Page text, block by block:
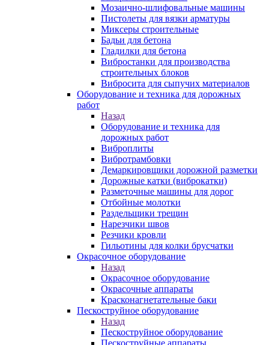
Мозаично-шлифовальные машины
Пистолеты для вязки арматуры
Миксеры строительные
Бадьи для бетона
Гладилки для бетона
Вибростанки для производства
строительных блоков
Вибросита для сыпучих материалов
Оборудование и техника для дорожных
работ
Назад
Оборудование и техника для
дорожных работ
Виброплиты
Вибротрамбовки
Демаркировщики дорожной разметки
Дорожные катки (виброкатки)
Разметочные машины для дорог
Отбойные молотки
Раздельщики трещин
Нарезчики швов
Резчики кровли
Гильотины для колки брусчатки
Окрасочное оборудование
Назад
Окрасочное оборудование
Окрасочные аппараты
Красконагнетательные баки
Пескоструйное оборудование
Назад
Пескоструйное оборудование
Пескоструйные аппараты